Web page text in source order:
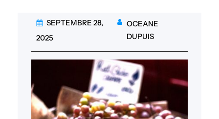
SEPTEMBRE 28,
2025
OCEANE
DUPUIS